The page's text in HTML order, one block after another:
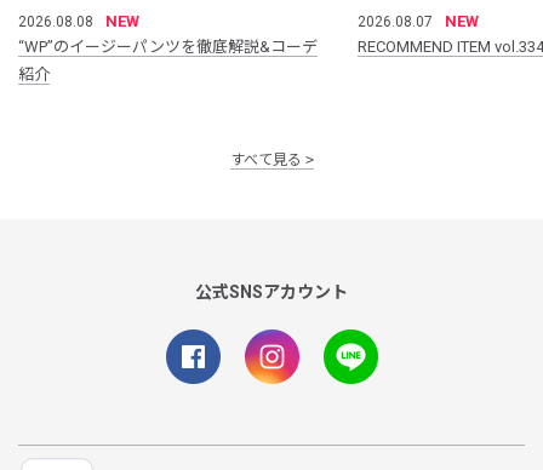
2026.08.08
NEW
“WP”のイージーパンツを徹底解説&コーデ
紹介
2026.08.07
NEW
RECOMMEND ITEM vol.334
すべて見る
公式SNSアカウント